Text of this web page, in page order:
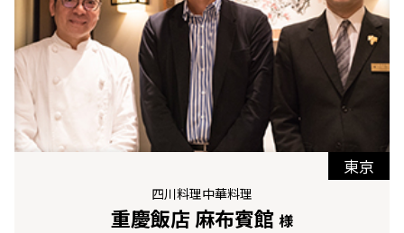
東京
四川料理中華料理
重慶飯店 麻布賓館 様